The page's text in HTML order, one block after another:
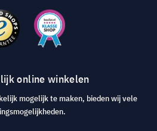
online winkelen
mogelijk te maken, bieden wij vele